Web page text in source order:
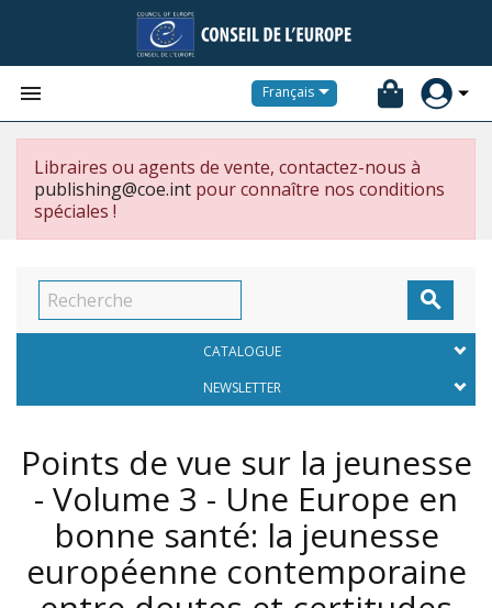
 Français
Libraires ou agents de vente, contactez-nous à
publishing@coe.int pour connaître nos conditions
spéciales !

CATALOGUE
NEWSLETTER
Points de vue sur la jeunesse
- Volume 3 - Une Europe en
bonne santé: la jeunesse
européenne contemporaine